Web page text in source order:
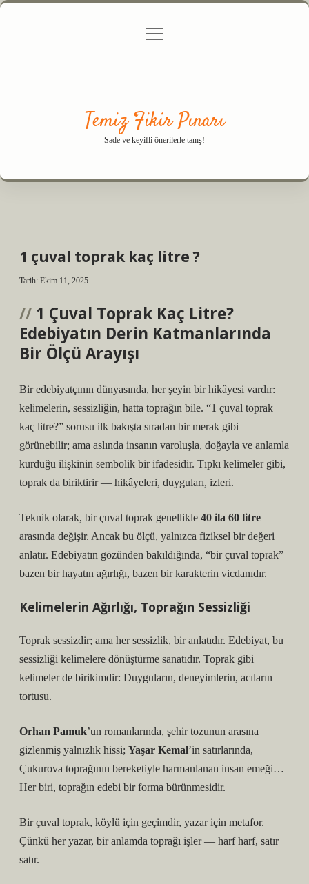
Gizlilik Politikası
menüyü
Temiz Fikir Pınarı
Sade ve keyifli önerilerle tanış!
1 çuval toprak kaç litre ?
Tarih: Ekim 11, 2025
1 Çuval Toprak Kaç Litre?
Edebiyatın Derin Katmanlarında
Bir Ölçü Arayışı
Bir edebiyatçının dünyasında, her şeyin bir hikâyesi vardır:
kelimelerin, sessizliğin, hatta toprağın bile. “1 çuval toprak
kaç litre?” sorusu ilk bakışta sıradan bir merak gibi
görünebilir; ama aslında insanın varoluşla, doğayla ve anlamla
kurduğu ilişkinin sembolik bir ifadesidir. Tıpkı kelimeler gibi,
toprak da biriktirir — hikâyeleri, duyguları, izleri.
Teknik olarak, bir çuval toprak genellikle 40 ila 60 litre
arasında değişir. Ancak bu ölçü, yalnızca fiziksel bir değeri
anlatır. Edebiyatın gözünden bakıldığında, “bir çuval toprak”
bazen bir hayatın ağırlığı, bazen bir karakterin vicdanıdır.
Kelimelerin Ağırlığı, Toprağın Sessizliği
Toprak sessizdir; ama her sessizlik, bir anlatıdır. Edebiyat, bu
sessizliği kelimelere dönüştürme sanatıdır. Toprak gibi
kelimeler de birikimdir: Duyguların, deneyimlerin, acıların
tortusu.
Orhan Pamuk’un romanlarında, şehir tozunun arasına
gizlenmiş yalnızlık hissi; Yaşar Kemal’in satırlarında,
Çukurova toprağının bereketiyle harmanlanan insan emeği…
Her biri, toprağın edebi bir forma bürünmesidir.
Bir çuval toprak, köylü için geçimdir, yazar için metafor.
Çünkü her yazar, bir anlamda toprağı işler — harf harf, satır
satır.